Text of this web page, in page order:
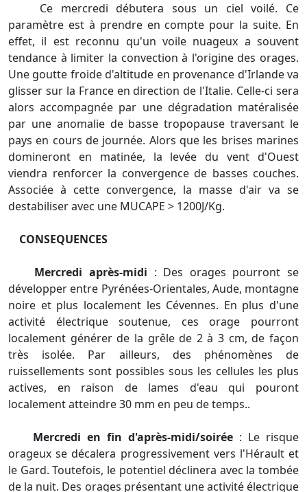
Ce mercredi débutera sous un ciel voilé. Ce
paramètre est à prendre en compte pour la suite. En
effet, il est reconnu qu'un voile nuageux a souvent
tendance à limiter la convection à l'origine des orages.
Une goutte froide d'altitude en provenance d'Irlande va
glisser sur la France en direction de l'Italie. Celle-ci sera
alors accompagnée par une dégradation matéralisée
par une anomalie de basse tropopause traversant le
pays en cours de journée. Alors que les brises marines
domineront en matinée, la levée du vent d'Ouest
viendra renforcer la convergence de basses couches.
Associée à cette convergence, la masse d'air va se
destabiliser avec une MUCAPE > 1200J/Kg.
CONSEQUENCES
Mercredi après-midi : Des orages pourront se
développer entre Pyrénées-Orientales, Aude, montagne
noire et plus localement les Cévennes. En plus d'une
activité électrique soutenue, ces orage pourront
localement générer de la grêle de 2 à 3 cm, de façon
très isolée. Par ailleurs, des phénomènes de
ruissellements sont possibles sous les cellules les plus
actives, en raison de lames d'eau qui pouront
localement atteindre 30 mm en peu de temps..
Mercredi en fin d'après-midi/soirée : Le risque
orageux se décalera progressivement vers l'Hérault et
le Gard. Toutefois, le potentiel déclinera avec la tombée
de la nuit. Des orages présentant une activité électrique